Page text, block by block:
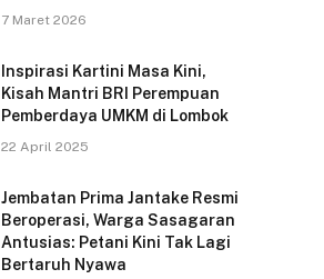
7 Maret 2026
Inspirasi Kartini Masa Kini,
Kisah Mantri BRI Perempuan
Pemberdaya UMKM di Lombok
22 April 2025
Jembatan Prima Jantake Resmi
Beroperasi, Warga Sasagaran
Antusias: Petani Kini Tak Lagi
Bertaruh Nyawa